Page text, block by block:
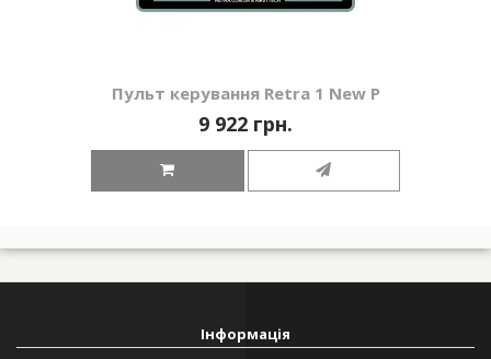
Пульт керування Retra 1 New P
9 922 грн.
Інформація